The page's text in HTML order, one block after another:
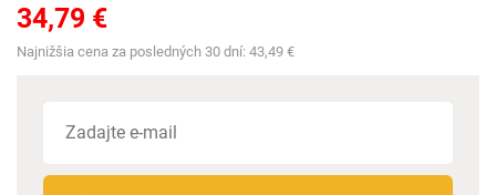
34,79 €
Najnižšia cena za posledných 30 dní: 43,49 €